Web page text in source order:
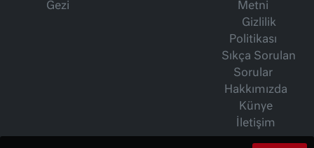
Gezi
Metni
Gizlilik
Politikası
Sıkça Sorulan
Sorular
Hakkımızda
Künye
İletişim